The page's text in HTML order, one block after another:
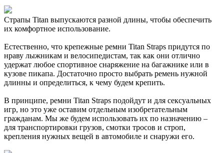
Страпы Titan выпускаются разной длины, чтобы обеспечить
их комфортное использование.
Естественно, что крепежные ремни Titan Straps придутся по
нраву лыжникам и велосипедистам, так как они отлично
удержат любое спортивное снаряжение на багажнике или в
кузове пикапа. Достаточно просто выбрать ремень нужной
длинны и определиться, к чему будем крепить.
В принципе, ремни Titan Straps подойдут и для сексуальных
игр, но это уже оставим отдельным изобретательным
гражданам. Мы же будем использовать их по назначению –
для транспортировки грузов, смотки тросов и строп,
крепления нужных вещей в автомобиле и снаружи его.